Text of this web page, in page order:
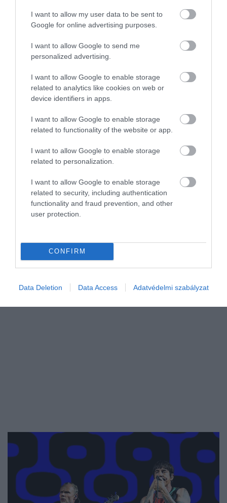
I want to allow my user data to be sent to
Google for online advertising purposes.
I want to allow Google to send me
personalized advertising.
I want to allow Google to enable storage
related to analytics like cookies on web or
device identifiers in apps.
I want to allow Google to enable storage
related to functionality of the website or app.
I want to allow Google to enable storage
related to personalization.
I want to allow Google to enable storage
related to security, including authentication
functionality and fraud prevention, and other
user protection.
CONFIRM
Data Deletion Data Access Adatvédelmi szabályzat
PIACOK
Így kért elnézést a Kifli.hu vezére a
Személyesen a cég ügyvezető igazgatója, Klekner Péter kért
elnézést a vásárlóktól a vállalat közösségi oldalán, mert műszaki